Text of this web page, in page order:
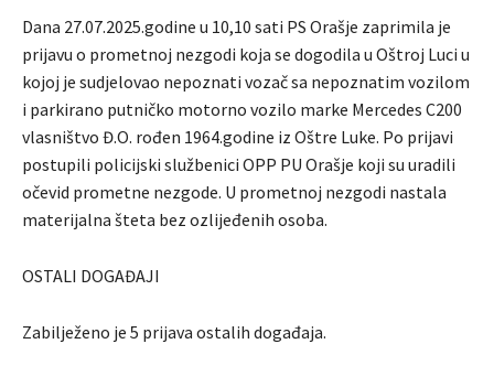
Dana 27.07.2025.godine u 10,10 sati PS Orašje zaprimila je
prijavu o prometnoj nezgodi koja se dogodila u Oštroj Luci u
kojoj je sudjelovao nepoznati vozač sa nepoznatim vozilom
i parkirano putničko motorno vozilo marke Mercedes C200
vlasništvo Đ.O. rođen 1964.godine iz Oštre Luke. Po prijavi
postupili policijski službenici OPP PU Orašje koji su uradili
očevid prometne nezgode. U prometnoj nezgodi nastala
materijalna šteta bez ozlijeđenih osoba.
OSTALI DOGAĐAJI
Zabilježeno je 5 prijava ostalih događaja.